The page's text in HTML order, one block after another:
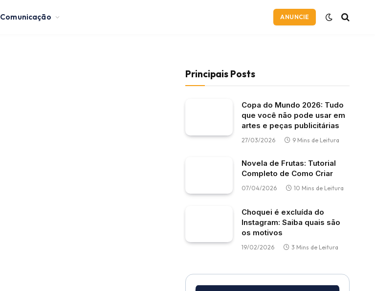
Comunicação ANUNCIE
Principais Posts
Copa do Mundo 2026: Tudo
que você não pode usar em
artes e peças publicitárias
27/03/2026 9 Mins de Leitura
Novela de Frutas: Tutorial
Completo de Como Criar
07/04/2026 10 Mins de Leitura
Choquei é excluída do
Instagram: Saiba quais são
os motivos
19/02/2026 3 Mins de Leitura